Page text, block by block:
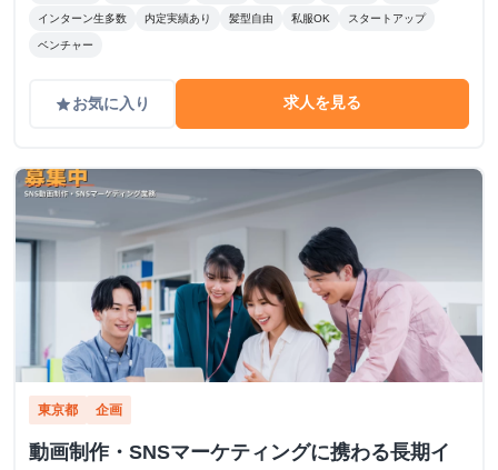
インターン生多数 内定実績あり 髪型自由 私服OK スタートアップ
ベンチャー
gradeお気に入り 求人を見る
東京都 企画
動画制作・SNSマーケティングに携わる長期イ